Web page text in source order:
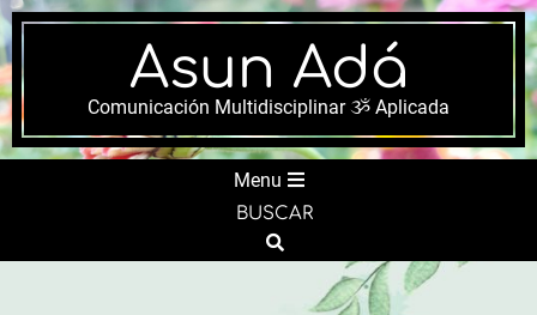
Skip
to
content
Asun Adá
Comunicación Multidisciplinar ૐ Aplicada
Menu
BUSCAR
Search